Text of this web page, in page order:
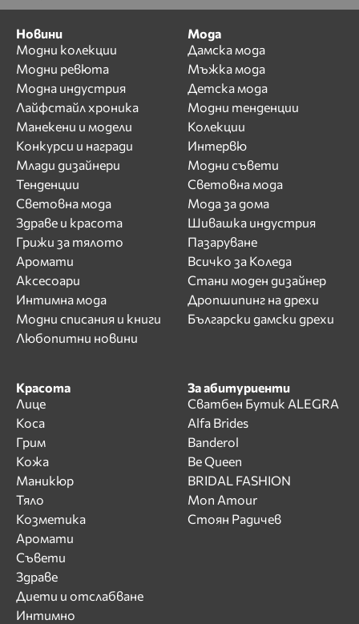
Новини
Модни колекции
Модни ревюта
Модна индустрия
Лайфстайл хроника
Манекени и модели
Конкурси и награди
Млади дизайнери
Тенденции
Световна мода
Здраве и красота
Грижи за тялото
Аромати
Аксесоари
Интимна мода
Модни списания и книги
Любопитни новини
Мода
Дамска мода
Мъжка мода
Детска мода
Модни тенденции
Колекции
Интервю
Модни съвети
Световна мода
Мода за дома
Шивашка индустрия
Пазаруване
Всичко за Коледа
Стани моден дизайнер
Дропшипинг на дрехи
Български дамски дрехи
Красота
Лице
Коса
Грим
Кожа
Маникюр
Тяло
Козметика
Аромати
Съвети
Здраве
Диети и отслабване
Интимно
За абитуриенти
Сватбен Бутик ALEGRA
Alfa Brides
Banderol
Be Queen
BRIDAL FASHION
Mon Amour
Стоян Радичев